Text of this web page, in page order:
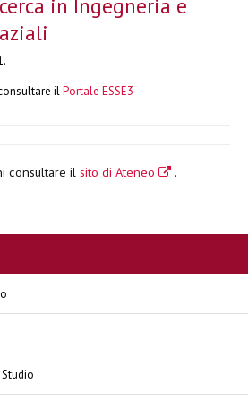
in Ingegneria e
ilPortale ESSE3
consultare il sito di Ateneo .